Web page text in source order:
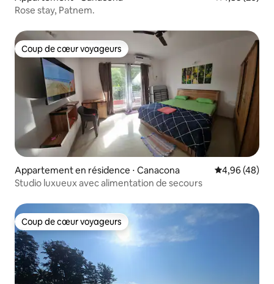
Rose stay, Patnem.
Coup de cœur voyageurs
Coup de cœur voyageurs
Appartement en résidence ⋅ Canacona Évaluation
4,96 (48)
Studio luxueux avec alimentation de secours
Coup de cœur voyageurs
Coup de cœur voyageurs